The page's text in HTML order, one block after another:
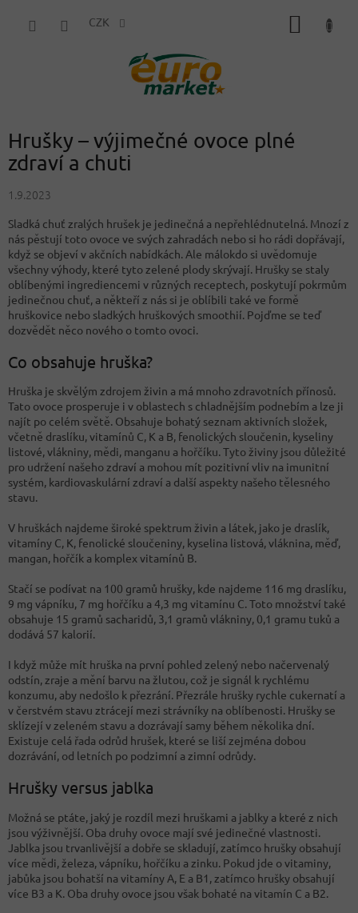
CZK
Hrušky – výjimečné ovoce plné
zdraví a chuti
1.9.2023
Sladká chuť zralých hrušek je jedinečná a nepřehlédnutelná. Mnozí z
nás pěstují toto ovoce ve svých zahradách nebo si ho rádi dopřávají,
když se objeví v akčních nabídkách. Ale málokdo si uvědomuje
všechny výhody, které tyto zelené plody skrývají. Hrušky se staly
oblíbenými ingrediencemi v různých receptech, poskytují pokrmům
jedinečnou chuť, a někteří z nás si je oblíbili také ve formě
hruškovice nebo sladkých hruškových smoothií. Pojďme se teď
dozvědět něco nového o tomto ovoci.
Co obsahuje hruška?
Hruška je skvělým zdrojem živin a má mnoho zdravotních přínosů.
Tato ovoce prosperuje i v oblastech s chladnějším podnebím a lze ji
najít po celém světě. Obsahuje bohatý seznam aktivních složek,
včetně draslíku, vitamínů C, K a B, fenolických sloučenin, kyseliny
listové, vlákniny, mědi, manganu a hořčíku. Tyto živiny jsou důležité
pro udržení našeho zdraví a mohou mít pozitivní vliv na imunitní
systém, kardiovaskulární zdraví a další aspekty našeho tělesného
stavu.
V hruškách najdeme široké spektrum živin a látek, jako je draslík,
vitamíny C, K, fenolické sloučeniny, kyselina listová, vláknina, měď,
mangan, hořčík a komplex vitamínů B.
Stačí se podívat na 100 gramů hrušky, kde najdeme 116 mg draslíku,
9 mg vápníku, 7 mg hořčíku a 4,3 mg vitamínu C. Toto množství také
obsahuje 15 gramů sacharidů, 3,1 gramů vlákniny, 0,1 gramu tuků a
dodává 57 kalorií.
I když může mít hruška na první pohled zelený nebo načervenalý
odstín, zraje a mění barvu na žlutou, což je signál k rychlému
konzumu, aby nedošlo k přezrání. Přezrále hrušky rychle cukernatí a
v čerstvém stavu ztrácejí mezi strávníky na oblíbenosti. Hrušky se
sklízejí v zeleném stavu a dozrávají samy během několika dní.
Existuje celá řada odrůd hrušek, které se liší zejména dobou
dozrávání, od letních po podzimní a zimní odrůdy.
Hrušky versus jablka
Možná se ptáte, jaký je rozdíl mezi hruškami a jablky a které z nich
jsou výživnější. Oba druhy ovoce mají své jedinečné vlastnosti.
Jablka jsou trvanlivější a dobře se skladují, zatímco hrušky obsahují
více mědi, železa, vápníku, hořčíku a zinku. Pokud jde o vitaminy,
jabůka jsou bohatší na vitamíny A, E a B1, zatímco hrušky obsahují
více B3 a K. Oba druhy ovoce jsou však bohaté na vitamín C a B2.